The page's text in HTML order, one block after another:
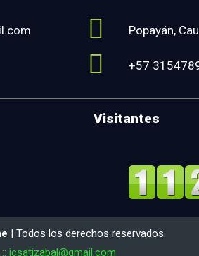
Popayán,
+57
Visitantes
| Todos los derechos reservados.
jcsatizabal@gmail.com